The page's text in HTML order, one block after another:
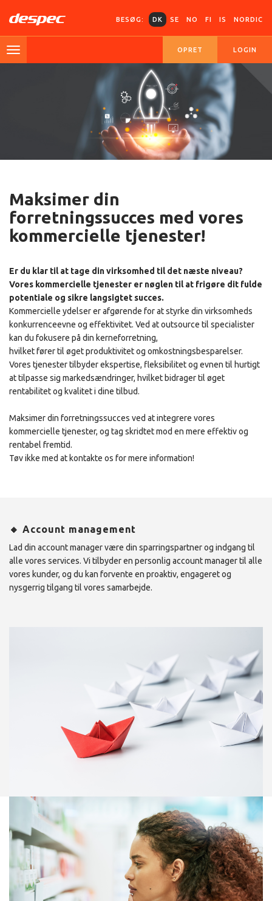
BESØG: DK SE NO FI IS NORDIC
OPRET LOGIN
Maksimer din
forretningssucces med vores
kommercielle tjenester!
Er du klar til at tage din virksomhed til det næste niveau?
Vores kommercielle tjenester er nøglen til at frigøre dit fulde
potentiale og sikre langsigtet succes.
Kommercielle ydelser er afgørende for at styrke din virksomheds
konkurrenceevne og effektivitet. Ved at outsource til specialister
kan du fokusere på din kerneforretning,
hvilket fører til øget produktivitet og omkostningsbesparelser.
Vores tjenester tilbyder ekspertise, fleksibilitet og evnen til hurtigt
at tilpasse sig markedsændringer, hvilket bidrager til øget
rentabilitet og kvalitet i dine tilbud.
Maksimer din forretningssucces ved at integrere vores
kommercielle tjenester, og tag skridtet mod en mere effektiv og
rentabel fremtid.
Tøv ikke med at kontakte os for mere information!
🔸 Account management
Lad din account manager være din sparringspartner og indgang til
alle vores services. Vi tilbyder en personlig account manager til alle
vores kunder, og du kan forvente en proaktiv, engageret og
nysgerrig tilgang til vores samarbejde.